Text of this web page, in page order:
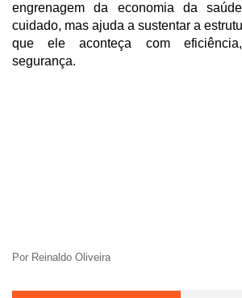
engrenagem da economia da
cuidado, mas ajuda a sustentar a
que ele aconteça com
segurança.
Por Reinaldo Oliveira